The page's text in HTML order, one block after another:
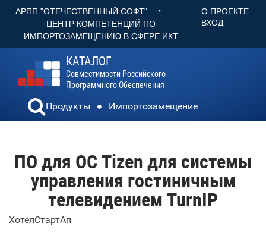
АРПП "ОТЕЧЕСТВЕННЫЙ СОФТ" •
ЦЕНТР КОМПЕТЕНЦИЙ ПО
ИМПОРТОЗАМЕЩЕНИЮ В СФЕРЕ ИКТ
О ПРОЕКТЕ
ВХОД
КАТАЛОГ
Совместимости Российского
Программного Обеспечения
Продукты Импортозамещение
ПО для ОС Tizen для системы
управления гостиничным
телевидением TurnIP
ХотелСтартАп